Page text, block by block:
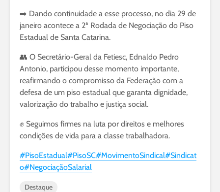
➡️ Dando continuidade a esse processo, no dia 29 de
janeiro acontece a 2ª Rodada de Negociação do Piso
Estadual de Santa Catarina.
👥 O Secretário-Geral da Fetiesc, Ednaldo Pedro
Antonio, participou desse momento importante,
reafirmando o compromisso da Federação com a
defesa de um piso estadual que garanta dignidade,
valorização do trabalho e justiça social.
✊ Seguimos firmes na luta por direitos e melhores
condições de vida para a classe trabalhadora.
#PisoEstadual#PisoSC#MovimentoSindical#Sindicat
o#NegociaçãoSalarial
Destaque